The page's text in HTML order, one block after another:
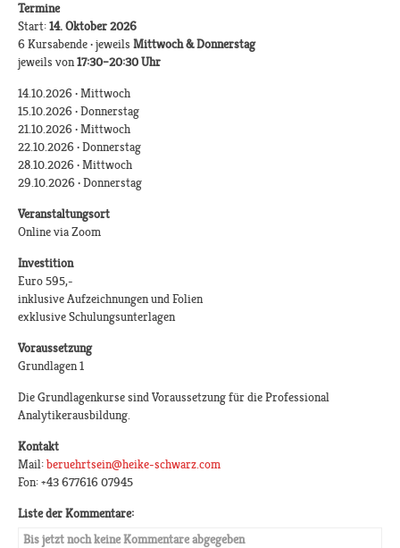
Termine
Start:14. Oktober 2026
6 Kursabende · jeweils Mittwoch & Donnerstag
jeweils von17:30–20:30 Uhr
14.10.2026 · Mittwoch
15.10.2026 · Donnerstag
21.10.2026 · Mittwoch
22.10.2026 · Donnerstag
28.10.2026 · Mittwoch
29.10.2026 · Donnerstag
Veranstaltungsort
Online via Zoom
Investition
Euro 595,-
inklusive Aufzeichnungen und Folien
exklusive Schulungsunterlagen
Voraussetzung
Grundlagen 1
Die Grundlagenkurse sind Voraussetzung für die Professional
Analytikerausbildung.
Kontakt
Mail:beruehrtsein@heike-schwarz.com
Fon: +43 677616 07945
Liste der Kommentare:
Bis jetzt noch keine Kommentare abgegeben